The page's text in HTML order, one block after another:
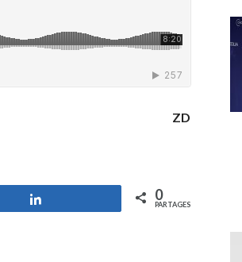
ZD
0
PARTAGES